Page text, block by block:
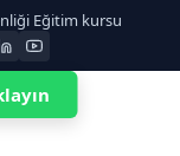
Eğitim kursu